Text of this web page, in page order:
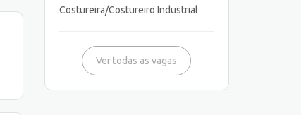
Costureira/Costureiro Industrial
Ver todas as vagas